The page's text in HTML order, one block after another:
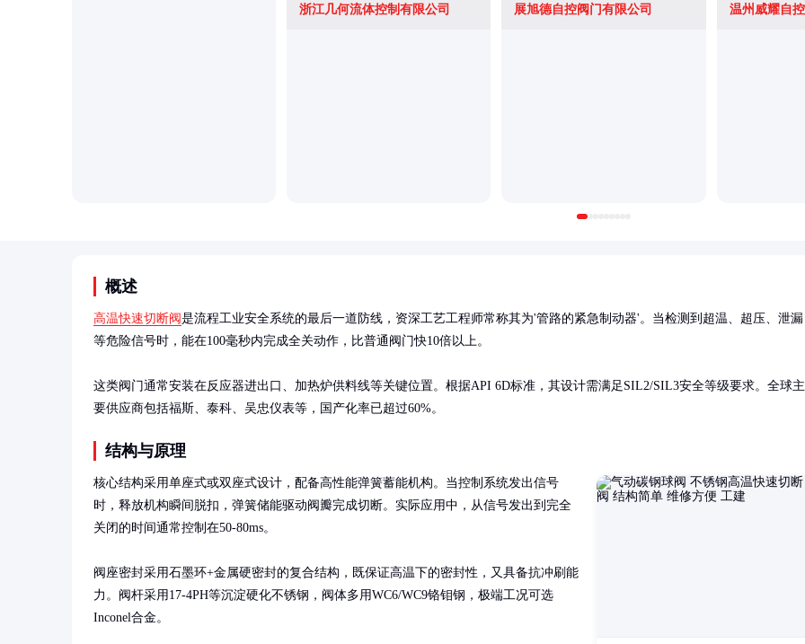
浙江几何流体控制有限公司 展旭德自控阀门有限公司 温州威耀自
概述
高温快速切断阀是流程工业安全系统的最后一道防线，资深工艺工程师常称其为'管路的紧急制动器'。当检测到超温、超压、泄漏
等危险信号时，能在100毫秒内完成全关动作，比普通阀门快10倍以上。
这类阀门通常安装在反应器进出口、加热炉供料线等关键位置。根据API 6D标准，其设计需满足SIL2/SIL3安全等级要求。全球主
要供应商包括福斯、泰科、吴忠仪表等，国产化率已超过60%。
结构与原理
核心结构采用单座式或双座式设计，配备高性能弹簧蓄能机构。当控制系统发出信号
时，释放机构瞬间脱扣，弹簧储能驱动阀瓣完成切断。实际应用中，从信号发出到完全
关闭的时间通常控制在50-80ms。
阀座密封采用石墨环+金属硬密封的复合结构，既保证高温下的密封性，又具备抗冲刷能
力。阀杆采用17-4PH等沉淀硬化不锈钢，阀体多用WC6/WC9铬钼钢，极端工况可选
Inconel合金。